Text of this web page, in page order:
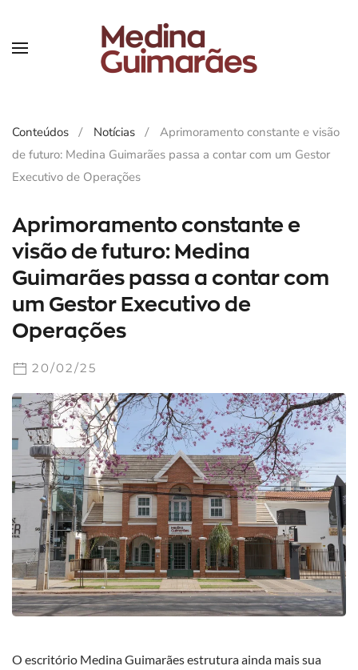
Conteúdos Notícias
Aprimoramento constante e visão
de futuro: Medina Guimarães passa a contar com um Gestor
Executivo de Operações
Aprimoramento constante e
visão de futuro: Medina
Guimarães passa a contar com
um Gestor Executivo de
Operações
20/02/25
O escritório Medina Guimarães estrutura ainda mais sua